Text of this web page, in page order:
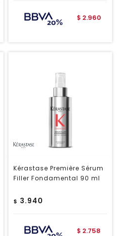
$ 2.960
Kérastase Première Sérum
Filler Fondamental 90 ml
$ 3.940
$ 2.758